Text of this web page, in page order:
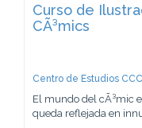
Curso de
CÃ³mics
Centro de Estudios CCC
El mundo del cÃ³mic
queda reflejada en